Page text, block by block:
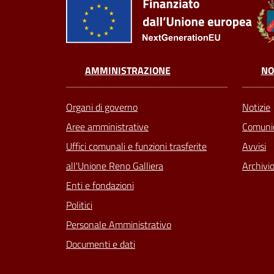
AMMINISTRAZIONE
Organi di governo
Aree amministrative
Uffici comunali e funzioni trasferite
all'Unione Reno Galliera
Enti e fondazioni
Politici
Personale Amministrativo
Documenti e dati
Notizie
Avvisi